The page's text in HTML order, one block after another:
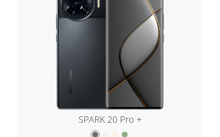
SPARK 20 Pro +